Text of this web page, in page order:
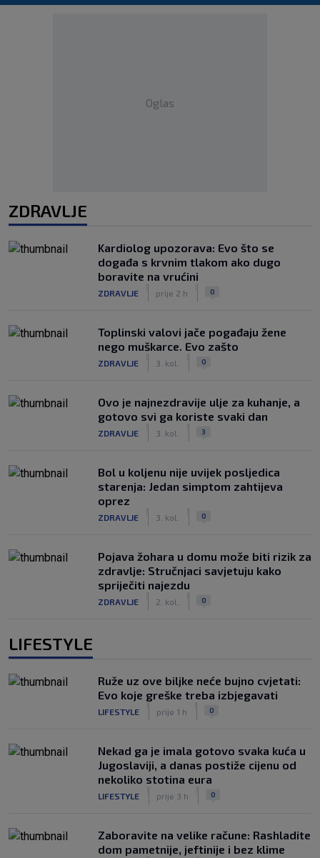
Oglas
ZDRAVLJE
Kardiolog upozorava: Evo što se
događa s krvnim tlakom ako dugo
boravite na vrućini
ZDRAVLJE prije 2 h 0
Toplinski valovi jače pogađaju žene
nego muškarce. Evo zašto
ZDRAVLJE 3. kol. 0
Ovo je najnezdravije ulje za kuhanje, a
gotovo svi ga koriste svaki dan
ZDRAVLJE 3. kol. 3
Bol u koljenu nije uvijek posljedica
starenja: Jedan simptom zahtijeva
oprez
ZDRAVLJE 3. kol. 0
Pojava žohara u domu može biti rizik za
zdravlje: Stručnjaci savjetuju kako
spriječiti najezdu
ZDRAVLJE 2. kol. 0
LIFESTYLE
Ruže uz ove biljke neće bujno cvjetati:
Evo koje greške treba izbjegavati
LIFESTYLE prije 1 h 0
Nekad ga je imala gotovo svaka kuća u
Jugoslaviji, a danas postiže cijenu od
nekoliko stotina eura
LIFESTYLE prije 3 h 0
Zaboravite na velike račune: Rashladite
dom pametnije, jeftinije i bez klime